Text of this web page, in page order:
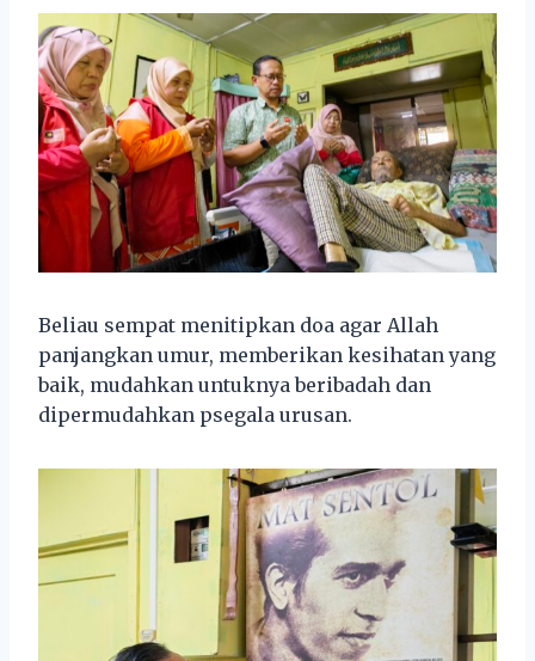
Beliau sempat menitipkan doa agar Allah
panjangkan umur, memberikan kesihatan yang
baik, mudahkan untuknya beribadah dan
dipermudahkan psegala urusan.